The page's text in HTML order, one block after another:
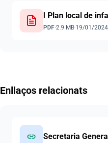
I Plan local de
PDF·2.9 MB·19/01/2024
Enllaços relacionats
link Secretaria